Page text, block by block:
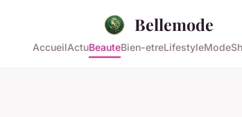
Bellemode
AccueilActuBeauteBien-etreLifestyleMode